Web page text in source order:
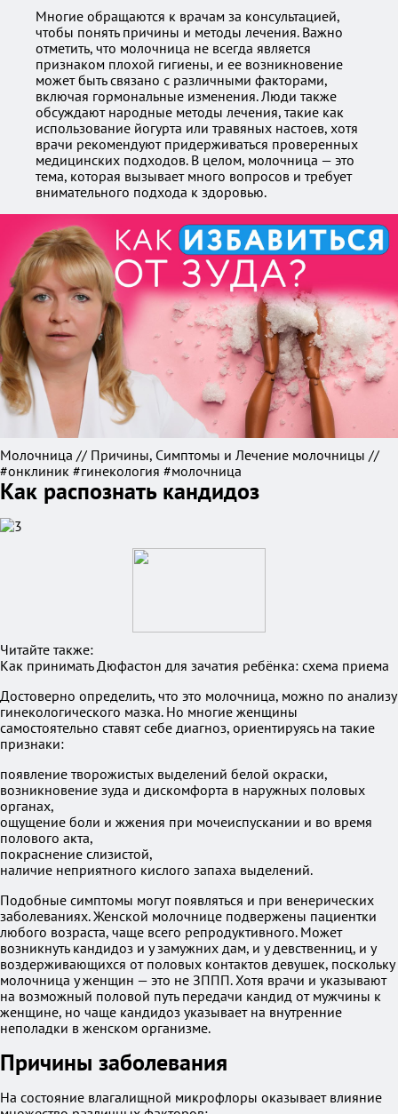
Многие обращаются к врачам за консультацией,
чтобы понять причины и методы лечения. Важно
отметить, что молочница не всегда является
признаком плохой гигиены, и ее возникновение
может быть связано с различными факторами,
включая гормональные изменения. Люди также
обсуждают народные методы лечения, такие как
использование йогурта или травяных настоев, хотя
врачи рекомендуют придерживаться проверенных
медицинских подходов. В целом, молочница — это
тема, которая вызывает много вопросов и требует
внимательного подхода к здоровью.
Молочница // Причины, Симптомы и Лечение молочницы //
#онклиник #гинекология #молочница
Как распознать кандидоз
Читайте также:
Как принимать Дюфастон для зачатия ребёнка: схема приема
Достоверно определить, что это молочница, можно по анализу
гинекологического мазка. Но многие женщины
самостоятельно ставят себе диагноз, ориентируясь на такие
признаки:
появление творожистых выделений белой окраски,
возникновение зуда и дискомфорта в наружных половых
органах,
ощущение боли и жжения при мочеиспускании и во время
полового акта,
покраснение слизистой,
наличие неприятного кислого запаха выделений.
Подобные симптомы могут появляться и при венерических
заболеваниях. Женской молочнице подвержены пациентки
любого возраста, чаще всего репродуктивного. Может
возникнуть кандидоз и у замужних дам, и у девственниц, и у
воздерживающихся от половых контактов девушек, поскольку
молочница у женщин — это не ЗППП. Хотя врачи и указывают
на возможный половой путь передачи кандид от мужчины к
женщине, но чаще кандидоз указывает на внутренние
неполадки в женском организме.
Причины заболевания
На состояние влагалищной микрофлоры оказывает влияние